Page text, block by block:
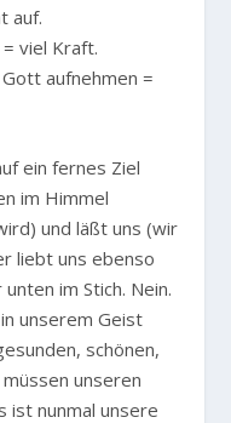
auf.
viel Kraft.
aufnehmen =
ein fernes Ziel
im Himmel
und läßt uns (wir
liebt uns ebenso
im Stich. Nein.
unserem Geist
schönen,
unseren
ist nunmal unsere